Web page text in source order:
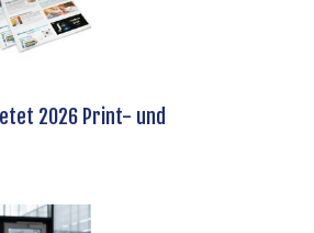
2026 Print- und